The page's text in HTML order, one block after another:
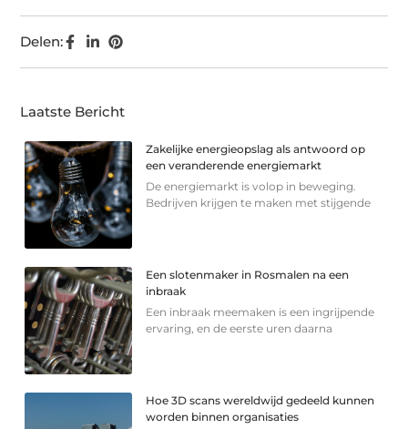
Delen:
Laatste Bericht
Zakelijke energieopslag als antwoord op
een veranderende energiemarkt
De energiemarkt is volop in beweging.
Bedrijven krijgen te maken met stijgende
Een slotenmaker in Rosmalen na een
inbraak
Een inbraak meemaken is een ingrijpende
ervaring, en de eerste uren daarna
Hoe 3D scans wereldwijd gedeeld kunnen
worden binnen organisaties